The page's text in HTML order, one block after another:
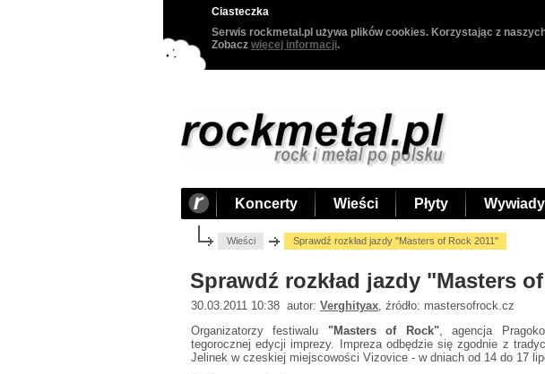
Ciasteczka
Serwis rockmetal.pl używa plików cookies. Korzystając z
Zobacz więcej informacji.
Koncerty Wieści Płyty Wywiady
Wieści Sprawdź rozkład jazdy "Masters of Rock 2011"
Sprawdź rozkład jazdy "Masters
30.03.2011 10:38 autor: Verghityax , źródło: mastersofrock.cz
Organizatorzy festiwalu "Masters of Rock", agencja
tegorocznej edycji imprezy. Impreza odbędzie się zgodnie z
Jelinek w czeskiej miejscowości Vizovice - w dniach od 14 do 17